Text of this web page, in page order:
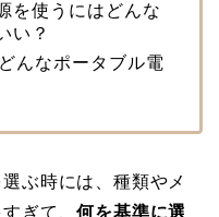
を使うにはどんな
い？
んなポータブル電
ぶ時には、種類やメ
ぎて、何を基準に選